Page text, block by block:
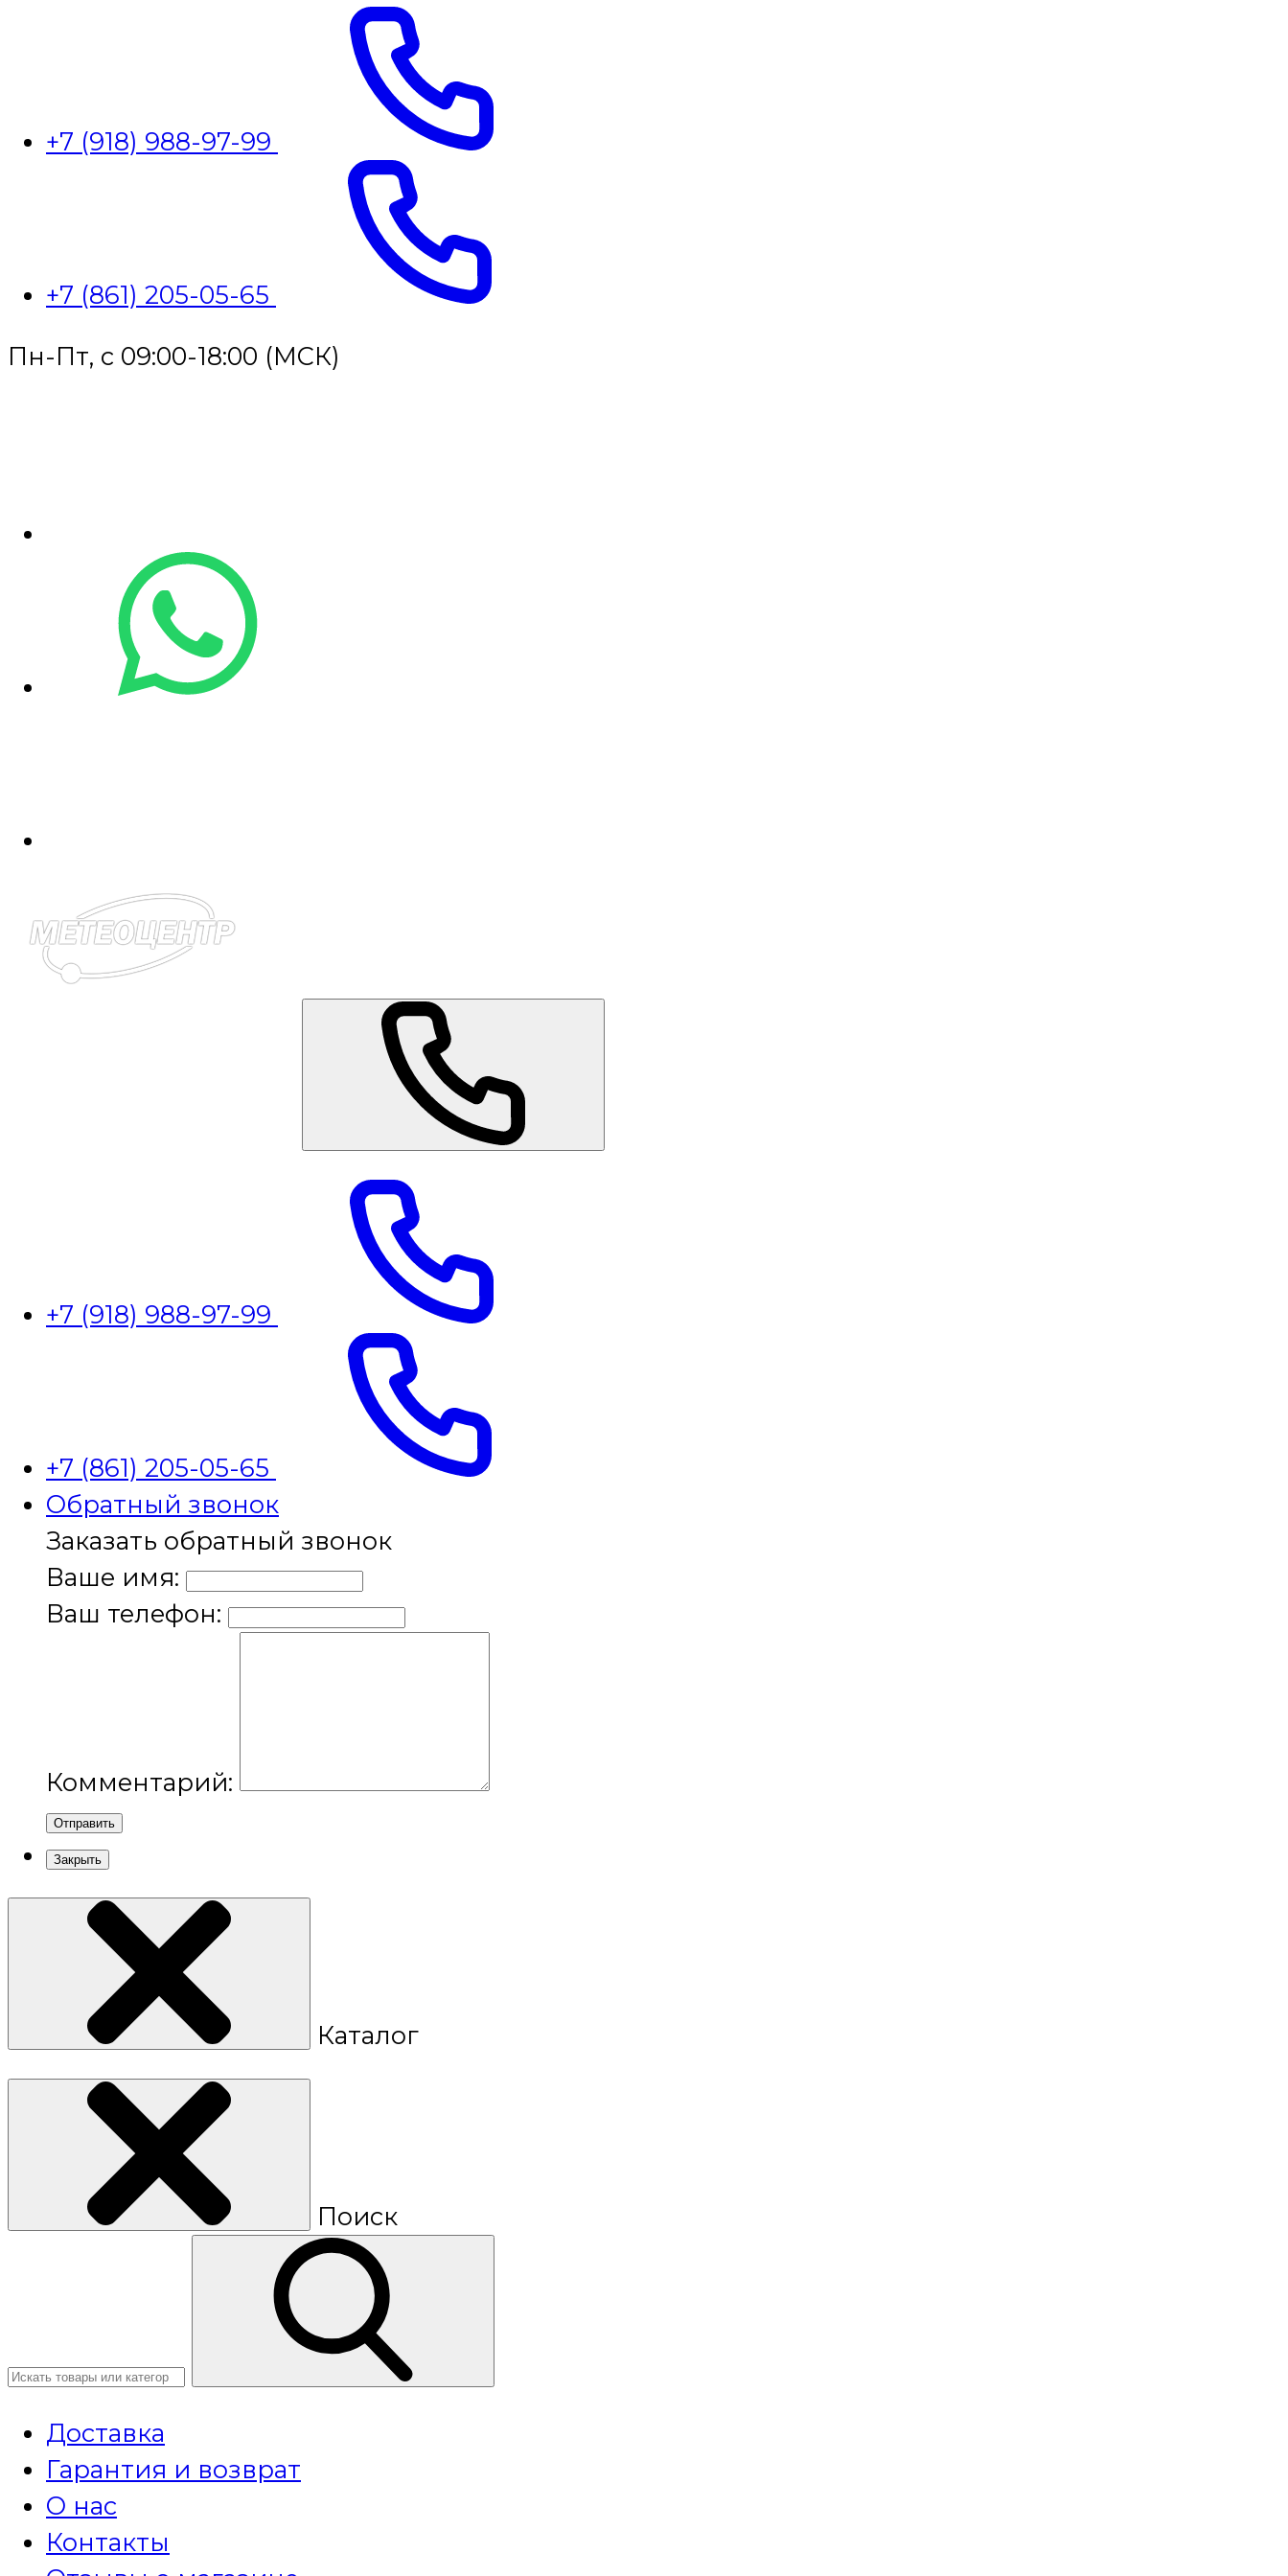
+7 (918) 988-97-99
+7 (861) 205-05-65
Пн-Пт, с 09:00-18:00 (МСК)
+7 (918) 988-97-99
+7 (861) 205-05-65
Обратный звонок
Заказать обратный звонок
Ваше имя:
Ваш телефон:
Комментарий:
Отправить
Закрыть
Каталог
Поиск
Доставка
Гарантия и возврат
О нас
Контакты